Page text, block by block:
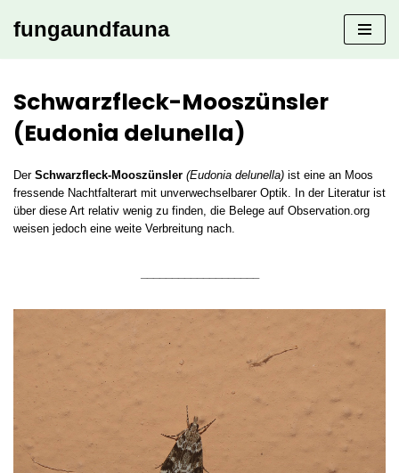
fungaundfauna
Schwarzfleck-Mooszünsler
(Eudonia delunella)
DerSchwarzfleck-Mooszünsler (Eudonia delunella) ist eine an Moos
fressende Nachtfalterart mit unverwechselbarer Optik. In der Literatur ist
über diese Art relativ wenig zu finden, die Belege auf Observation.org
weisen jedoch eine weite Verbreitung nach.